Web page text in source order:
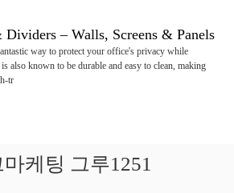
– Walls, Screens & Panels
way to protect your office's privacy while
also known to be durable and easy to clean, making
tr
케팅 그루1251